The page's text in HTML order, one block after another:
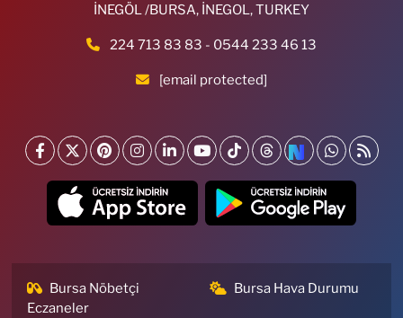
İNEGÖL /BURSA, İNEGOL, TURKEY
224 713 83 83 - 0544 233 46 13
[email protected]
Bursa Nöbetçi
Eczaneler
Bursa Hava Durumu